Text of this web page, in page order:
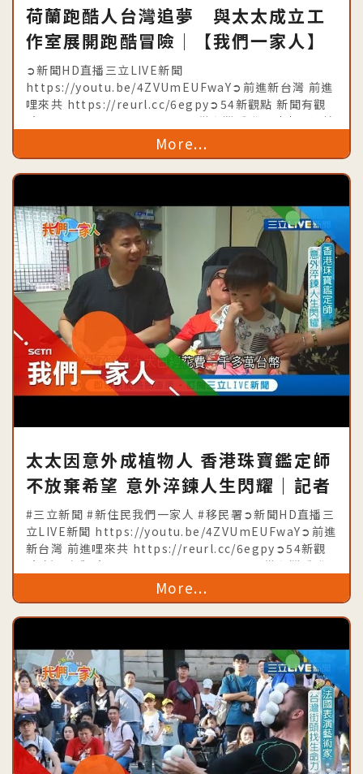
荷蘭跑酷人台灣追夢 與太太成立工
作室展開跑酷冒險│【我們一家人】
20190813│三立新聞台│內政部移
民署共同製播
➲新聞HD直播三立LIVE新聞
https://youtu.be/4ZVUmEUFwaY➲前進新台灣 前進
哩來共 https://reurl.cc/6egpy➲54新觀點 新聞有觀
點 https://goo.gl/a6VwuE➲從台灣看世界時事不漏接
https://goo.gl/djuiiU➲台灣亮起
More...
太太因意外成植物人 香港珠寶鑑定師
不放棄希望 意外淬鍊人生閃耀｜記者
吳幸樺 陶沛倫｜【我們一家人】
20190812｜三立新聞台｜內政部移
民署共同製播
#三立新聞 #新住民我們一家人 #移民署➲新聞HD直播三
立LIVE新聞 https://youtu.be/4ZVUmEUFwaY➲前進
新台灣 前進哩來共 https://reurl.cc/6egpy➲54新觀
點 新聞有觀點 https://goo.gl/a6VwuE➲從台灣看世
More...